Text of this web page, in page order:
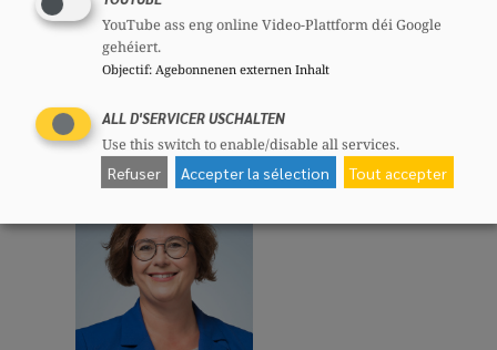
Romain KILL
Membre, 63 ans
Mandats
Bourgmestre
Comités
CSVSection : : Membre
YouTube ass eng online Video-Plattform déi Google
gehéiert.
Objectif: Agebonnenen externen Inhalt
ALL D'SERVICER USCHALTEN
Use this switch to enable/disable all services.
Refuser Accepter la sélection Tout accepter